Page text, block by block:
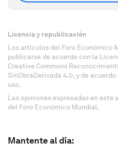
Licencia y republicación
Los artículos del Foro Económico
publicarse de acuerdo con la
Creative Commons
SinObraDerivada 4.0, y de
uso.
Las opiniones expresadas en este
del Foro Económico Mundial.
Mantente al día: